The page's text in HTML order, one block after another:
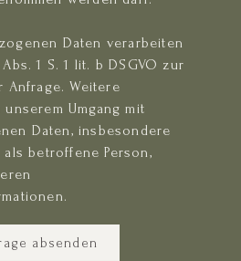
Daten verarbeiten
1 S. 1 lit. b DSGVO zur
Anfrage. Weitere
Umgang mit
Daten, insbesondere
als betroffene Person,
absenden